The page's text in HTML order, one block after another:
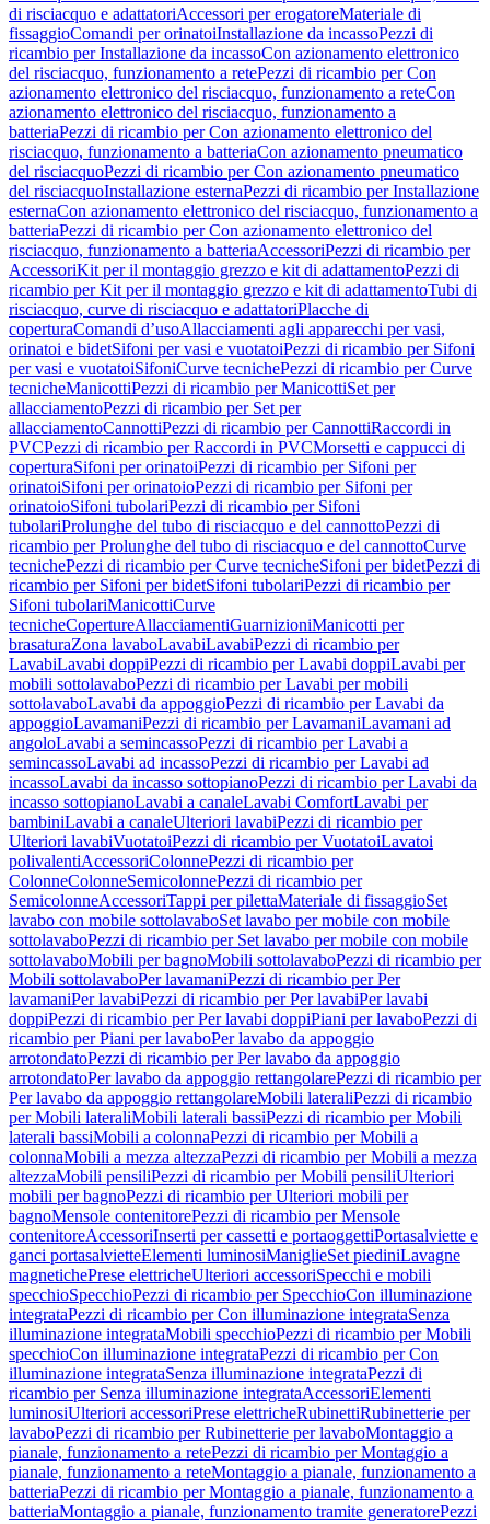
di risciacquo e adattatoriAccessori per erogatoreMateriale di
fissaggioComandi per orinatoiInstallazione da incassoPezzi di
ricambio per Installazione da incassoCon azionamento elettronico
del risciacquo, funzionamento a retePezzi di ricambio per Con
azionamento elettronico del risciacquo, funzionamento a reteCon
azionamento elettronico del risciacquo, funzionamento a
batteriaPezzi di ricambio per Con azionamento elettronico del
risciacquo, funzionamento a batteriaCon azionamento pneumatico
del risciacquoPezzi di ricambio per Con azionamento pneumatico
del risciacquoInstallazione esternaPezzi di ricambio per Installazione
esternaCon azionamento elettronico del risciacquo, funzionamento a
batteriaPezzi di ricambio per Con azionamento elettronico del
risciacquo, funzionamento a batteriaAccessoriPezzi di ricambio per
AccessoriKit per il montaggio grezzo e kit di adattamentoPezzi di
ricambio per Kit per il montaggio grezzo e kit di adattamentoTubi di
risciacquo, curve di risciacquo e adattatoriPlacche di
coperturaComandi d’usoAllacciamenti agli apparecchi per vasi,
orinatoi e bidetSifoni per vasi e vuotatoiPezzi di ricambio per Sifoni
per vasi e vuotatoiSifoniCurve tecnichePezzi di ricambio per Curve
tecnicheManicottiPezzi di ricambio per ManicottiSet per
allacciamentoPezzi di ricambio per Set per
allacciamentoCannottiPezzi di ricambio per CannottiRaccordi in
PVCPezzi di ricambio per Raccordi in PVCMorsetti e cappucci di
coperturaSifoni per orinatoiPezzi di ricambio per Sifoni per
orinatoiSifoni per orinatoioPezzi di ricambio per Sifoni per
orinatoioSifoni tubolariPezzi di ricambio per Sifoni
tubolariProlunghe del tubo di risciacquo e del cannottoPezzi di
ricambio per Prolunghe del tubo di risciacquo e del cannottoCurve
tecnichePezzi di ricambio per Curve tecnicheSifoni per bidetPezzi di
ricambio per Sifoni per bidetSifoni tubolariPezzi di ricambio per
Sifoni tubolariManicottiCurve
tecnicheCopertureAllacciamentiGuarnizioniManicotti per
brasaturaZona lavaboLavabiLavabiPezzi di ricambio per
LavabiLavabi doppiPezzi di ricambio per Lavabi doppiLavabi per
mobili sottolavaboPezzi di ricambio per Lavabi per mobili
sottolavaboLavabi da appoggioPezzi di ricambio per Lavabi da
appoggioLavamaniPezzi di ricambio per LavamaniLavamani ad
angoloLavabi a semincassoPezzi di ricambio per Lavabi a
semincassoLavabi ad incassoPezzi di ricambio per Lavabi ad
incassoLavabi da incasso sottopianoPezzi di ricambio per Lavabi da
incasso sottopianoLavabi a canaleLavabi ComfortLavabi per
bambiniLavabi a canaleUlteriori lavabiPezzi di ricambio per
Ulteriori lavabiVuotatoiPezzi di ricambio per VuotatoiLavatoi
polivalentiAccessoriColonnePezzi di ricambio per
ColonneColonneSemicolonnePezzi di ricambio per
SemicolonneAccessoriTappi per pilettaMateriale di fissaggioSet
lavabo con mobile sottolavaboSet lavabo per mobile con mobile
sottolavaboPezzi di ricambio per Set lavabo per mobile con mobile
sottolavaboMobili per bagnoMobili sottolavaboPezzi di ricambio per
Mobili sottolavaboPer lavamaniPezzi di ricambio per Per
lavamaniPer lavabiPezzi di ricambio per Per lavabiPer lavabi
doppiPezzi di ricambio per Per lavabi doppiPiani per lavaboPezzi di
ricambio per Piani per lavaboPer lavabo da appoggio
arrotondatoPezzi di ricambio per Per lavabo da appoggio
arrotondatoPer lavabo da appoggio rettangolarePezzi di ricambio per
Per lavabo da appoggio rettangolareMobili lateraliPezzi di ricambio
per Mobili lateraliMobili laterali bassiPezzi di ricambio per Mobili
laterali bassiMobili a colonnaPezzi di ricambio per Mobili a
colonnaMobili a mezza altezzaPezzi di ricambio per Mobili a mezza
altezzaMobili pensiliPezzi di ricambio per Mobili pensiliUlteriori
mobili per bagnoPezzi di ricambio per Ulteriori mobili per
bagnoMensole contenitorePezzi di ricambio per Mensole
contenitoreAccessoriInserti per cassetti e portaoggettiPortasalviette e
ganci portasalvietteElementi luminosiManiglieSet piediniLavagne
magnetichePrese elettricheUlteriori accessoriSpecchi e mobili
specchioSpecchioPezzi di ricambio per SpecchioCon illuminazione
integrataPezzi di ricambio per Con illuminazione integrataSenza
illuminazione integrataMobili specchioPezzi di ricambio per Mobili
specchioCon illuminazione integrataPezzi di ricambio per Con
illuminazione integrataSenza illuminazione integrataPezzi di
ricambio per Senza illuminazione integrataAccessoriElementi
luminosiUlteriori accessoriPrese elettricheRubinettiRubinetterie per
lavaboPezzi di ricambio per Rubinetterie per lavaboMontaggio a
pianale, funzionamento a retePezzi di ricambio per Montaggio a
pianale, funzionamento a reteMontaggio a pianale, funzionamento a
batteriaPezzi di ricambio per Montaggio a pianale, funzionamento a
batteriaMontaggio a pianale, funzionamento tramite generatorePezzi